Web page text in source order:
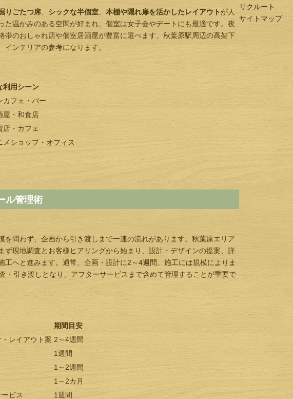
りごたつ席 シックな半個室 本棚や隠れ扉を活かしたレイアウトが人
た温かみのある空間が好まれ、個室は女子会やデートにも最適です。夜
帯のおしゃれ店や個室居酒屋が豊富に選べます。秋葉原駅周辺の高架下
インテリアの参考になります。
利用シーン
カフェ・バー
屋・和食店
店・カフェ
メショップ・オフィス
ル管理術
を問わず、企画から引き渡しまで一連の流れがあります。秋葉原エリア
ず現地調査とお客様ヒアリングから始まり、設計・デザインの提案、詳
工へと進みます。通常、企画・設計に2～4週間、施工には規模によりま
・引き渡しとなり、アフターサービスまで含めて管理することが重要で
期間目安
レイアウト案 2～4週間
1週間
1～2週間
1～2カ月
ビス 1週間
リクルート
サイトマップ